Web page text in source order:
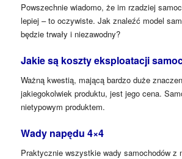
Powszechnie wiadomo, że im rzadziej
lepiej – to oczywiste. Jak znaleźć model
będzie trwały i niezawodny?
Jakie są koszty eksploatacji
Ważną kwestią, mającą bardzo duże
jakiegokolwiek produktu, jest jego cena.
nietypowym produktem.
Wady napędu 4×4
Praktycznie wszystkie wady samochodów z